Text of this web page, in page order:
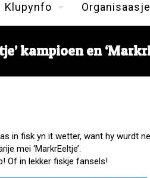
Klupynfo Organisaasje
kampioen en
in fisk yn it wetter, want hy wurdt
mei ‘MarkrEeltje’.
Of in lekker fiskje fansels!